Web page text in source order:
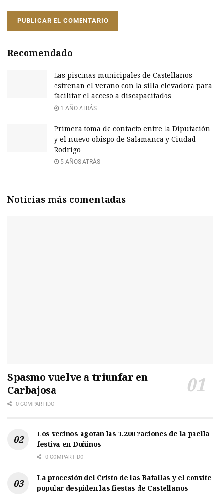
Recomendado
Las piscinas municipales de Castellanos
estrenan el verano con la silla elevadora para
facilitar el acceso a discapacitados
1 AÑO ATRÁS
Primera toma de contacto entre la Diputación
y el nuevo obispo de Salamanca y Ciudad
Rodrigo
5 AÑOS ATRÁS
Noticias más comentadas
Spasmo vuelve a triunfar en
Carbajosa
0 COMPARTIDO
Los vecinos agotan las 1.200 raciones de la paella
festiva en Doñinos
0 COMPARTIDO
La procesión del Cristo de las Batallas y el convite
popular despiden las fiestas de Castellanos